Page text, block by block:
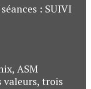
: SUIVI
ASM
trois